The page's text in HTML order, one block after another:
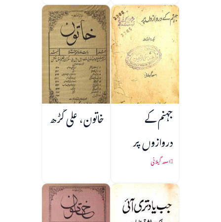
جہنم کے
دروازوں پر
اسعد گیلانی
خاتون، علی گڑھ